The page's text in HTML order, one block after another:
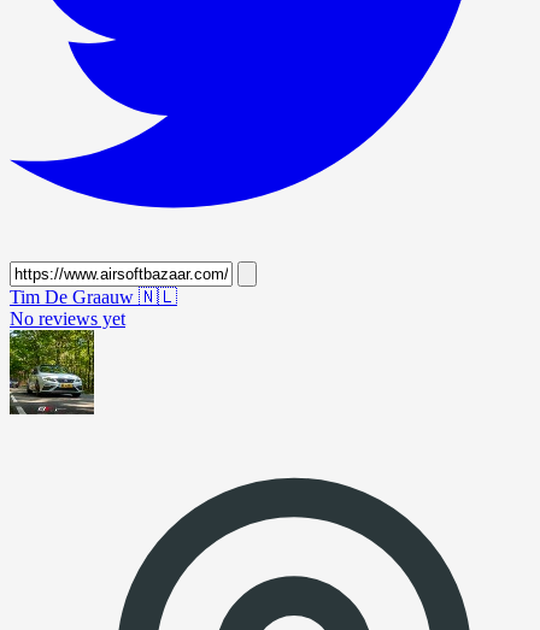
Tim De Graauw 🇳🇱
No reviews yet